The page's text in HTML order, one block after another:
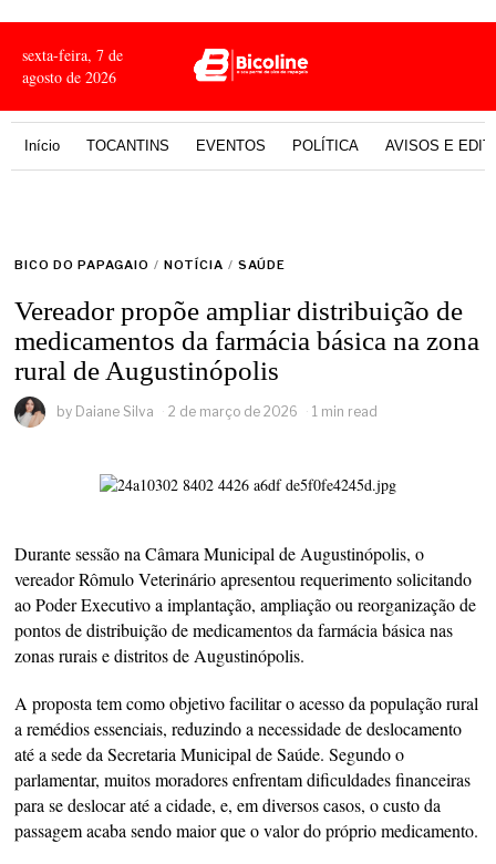
sexta-feira, 7 de
agosto de 2026
Início TOCANTINS EVENTOS POLÍTICA AVISOS E
BICO DO PAPAGAIO / NOTÍCIA / SAÚDE
Vereador propõe ampliar distribuição de
medicamentos da farmácia básica na zona
rural de Augustinópolis
by Daiane Silva 2 de março de 2026 1 min read
Durante sessão na Câmara Municipal de Augustinópolis, o
vereador Rômulo Veterinário apresentou requerimento solicitando
ao Poder Executivo a implantação, ampliação ou reorganização de
pontos de distribuição de medicamentos da farmácia básica nas
zonas rurais e distritos de Augustinópolis.
A proposta tem como objetivo facilitar o acesso da população rural
a remédios essenciais, reduzindo a necessidade de deslocamento
até a sede da Secretaria Municipal de Saúde. Segundo o
parlamentar, muitos moradores enfrentam dificuldades financeiras
para se deslocar até a cidade, e, em diversos casos, o custo da
passagem acaba sendo maior que o valor do próprio medicamento.